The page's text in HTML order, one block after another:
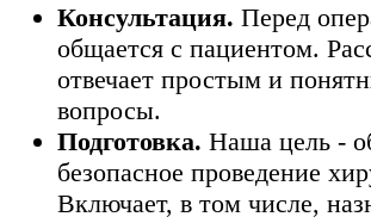
Консультация. Перед
общается с пациентом.
отвечает простым и
вопросы.
Подготовка. Наша цель -
безопасное проведение
Включает, в том числе,